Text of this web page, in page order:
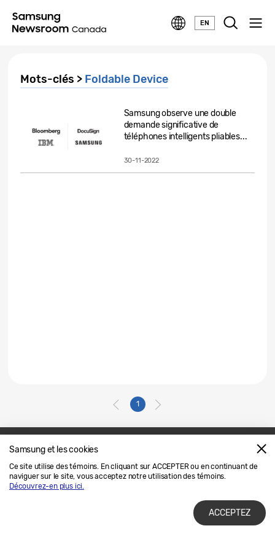
EN
Samsung et les cookies
Ce site utilise des témoins. En cliquant sur ACCEPTER ou en continuant de
naviguer sur le site, vous acceptez notre utilisation des témoins.
Découvrez-en plus ici.
ACCEPTEZ
Mots-clés > Foldable Device
Samsung observe une double
demande significative de
téléphones intelligents pliables...
30-11-2022
1
Nous joindre
SAMSUNG.COM
Avis Juridique
Confidentialité